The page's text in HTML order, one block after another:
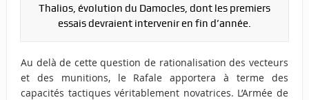
Thalios, évolution du Damocles, dont les premiers
essais devraient intervenir en fin d’année.
Au delà de cette question de rationalisation des vecteurs
et des munitions, le Rafale apportera à terme des
capacités tactiques véritablement novatrices. L’Armée de